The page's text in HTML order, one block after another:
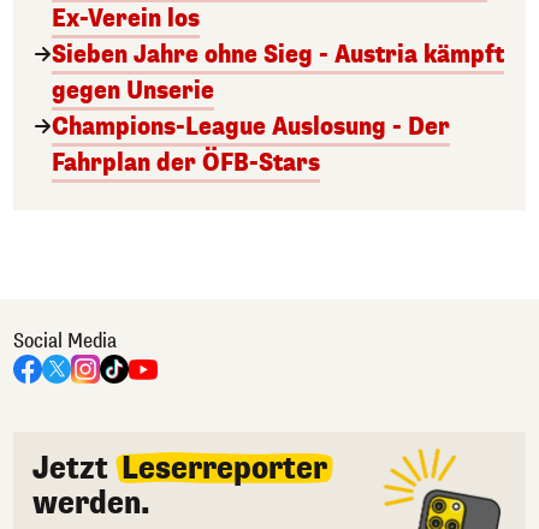
Ex-Verein los
Sieben Jahre ohne Sieg - Austria kämpft
gegen Unserie
Champions-League Auslosung - Der
Fahrplan der ÖFB-Stars
Social Media
Jetzt Leserreporter
werden.